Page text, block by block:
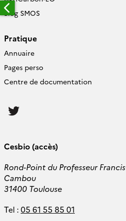
Blog SMOS
Pratique
Annuaire
Pages perso
Centre de documentation
Cesbio (accès)
Rond-Point du Professeur Francis
Cambou
31400 Toulouse
Tel : 05 61 55 85 01